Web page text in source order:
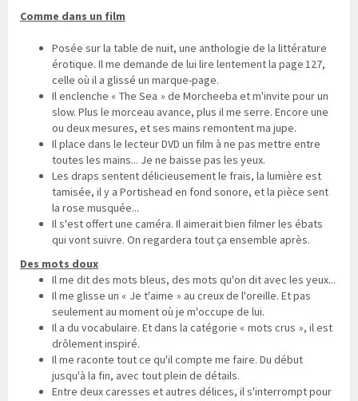
Comme dans un film
Posée sur la table de nuit, une anthologie de la littérature
érotique. Il me demande de lui lire lentement la page 127,
celle où il a glissé un marque-page.
Il enclenche « The Sea » de Morcheeba et m'invite pour un
slow. Plus le morceau avance, plus il me serre. Encore une
ou deux mesures, et ses mains remontent ma jupe.
Il place dans le lecteur DVD un film à ne pas mettre entre
toutes les mains... Je ne baisse pas les yeux.
Les draps sentent délicieusement le frais, la lumière est
tamisée, il y a Portishead en fond sonore, et la pièce sent
la rose musquée...
Il s'est offert une caméra. Il aimerait bien filmer les ébats
qui vont suivre. On regardera tout ça ensemble après.
Des mots doux
Il me dit des mots bleus, des mots qu'on dit avec les yeux...
Il me glisse un « Je t'aime » au creux de l'oreille. Et pas
seulement au moment où je m'occupe de lui.
Il a du vocabulaire. Et dans la catégorie « mots crus », il est
drôlement inspiré.
Il me raconte tout ce qu'il compte me faire. Du début
jusqu'à la fin, avec tout plein de détails.
Entre deux caresses et autres délices, il s'interrompt pour